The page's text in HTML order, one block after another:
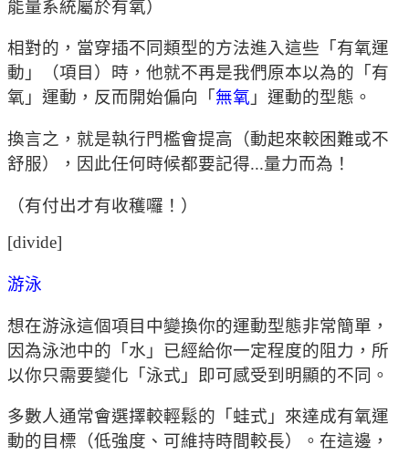
能量系統屬於有氧）
相對的，當穿插不同類型的方法進入這些「有氧運
動」（項目）時，他就不再是我們原本以為的「有
氧」運動，反而開始偏向「 無氧 」運動的型態。
換言之，就是執行門檻會提高（動起來較困難或不
舒服），因此任何時候都要記得...量力而為！
（有付出才有收穫囉！）
[divide]
游泳
想在游泳這個項目中變換你的運動型態非常簡單，
因為泳池中的「水」已經給你一定程度的阻力，所
以你只需要變化「泳式」即可感受到明顯的不同。
多數人通常會選擇較輕鬆的「蛙式」來達成有氧運
動的目標（低強度、可維持時間較長）。在這邊，